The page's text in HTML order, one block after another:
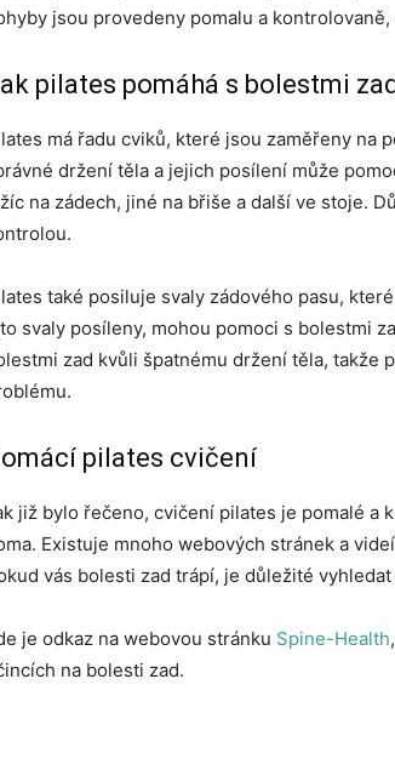
jsou provedeny pomalu a
pilates pomáhá s bolestmi
má řadu cviků, které jsou zaměřeny na
držení těla a jejich posílení může
na zádech, jiné na břiše a další ve stoje.
také posiluje svaly zádového pasu,
svaly posíleny, mohou pomoci s bolestmi
zad kvůli špatnému držení těla, takže
pilates cvičení
již bylo řečeno, cvičení pilates je pomalé
Existuje mnoho webových stránek a
vás bolesti zad trápí, je důležité
je odkaz na webovou stránku Spine-Health
na bolesti zad.